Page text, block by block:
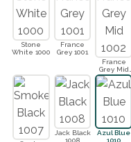
Stone
White 1000
France
Grey 1001
France
Grey Mid
1002
Jack Black
1008
Azul Blue
1010